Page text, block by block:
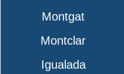
Montgat
Montclar
Igualada